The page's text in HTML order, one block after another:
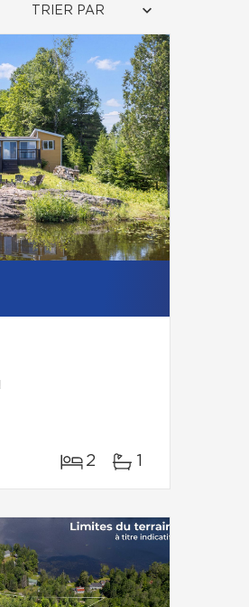
TRIER PAR
2 1